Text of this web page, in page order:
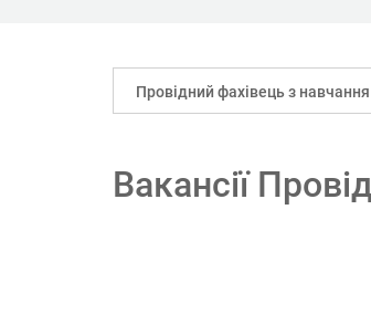
Провідний фахівець з навчання
Вакансії